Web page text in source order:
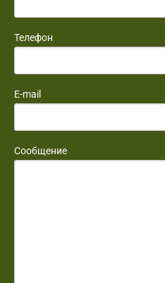
Телефон
E-mail
Сообщение